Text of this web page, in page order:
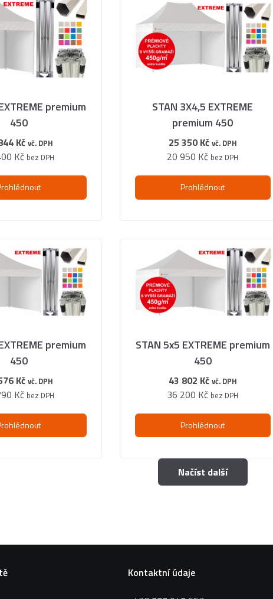
premium
450
Kč vč. DPH
Kč bez DPH
STAN 3X4,5 EXTREME
premium 450
25 350 Kč vč. DPH
20 950 Kč bez DPH
Prohlédnout
premium
450
Kč vč. DPH
Kč bez DPH
STAN 5x5 EXTREME premium
450
43 802 Kč vč. DPH
36 200 Kč bez DPH
Prohlédnout
Načíst další
Kontaktní údaje